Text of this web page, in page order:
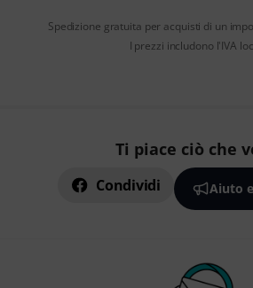
Spedizione gratuita per acquisti di un
I prezzi includono l'IVA
Ti piace ciò che
Condividi Aiuto